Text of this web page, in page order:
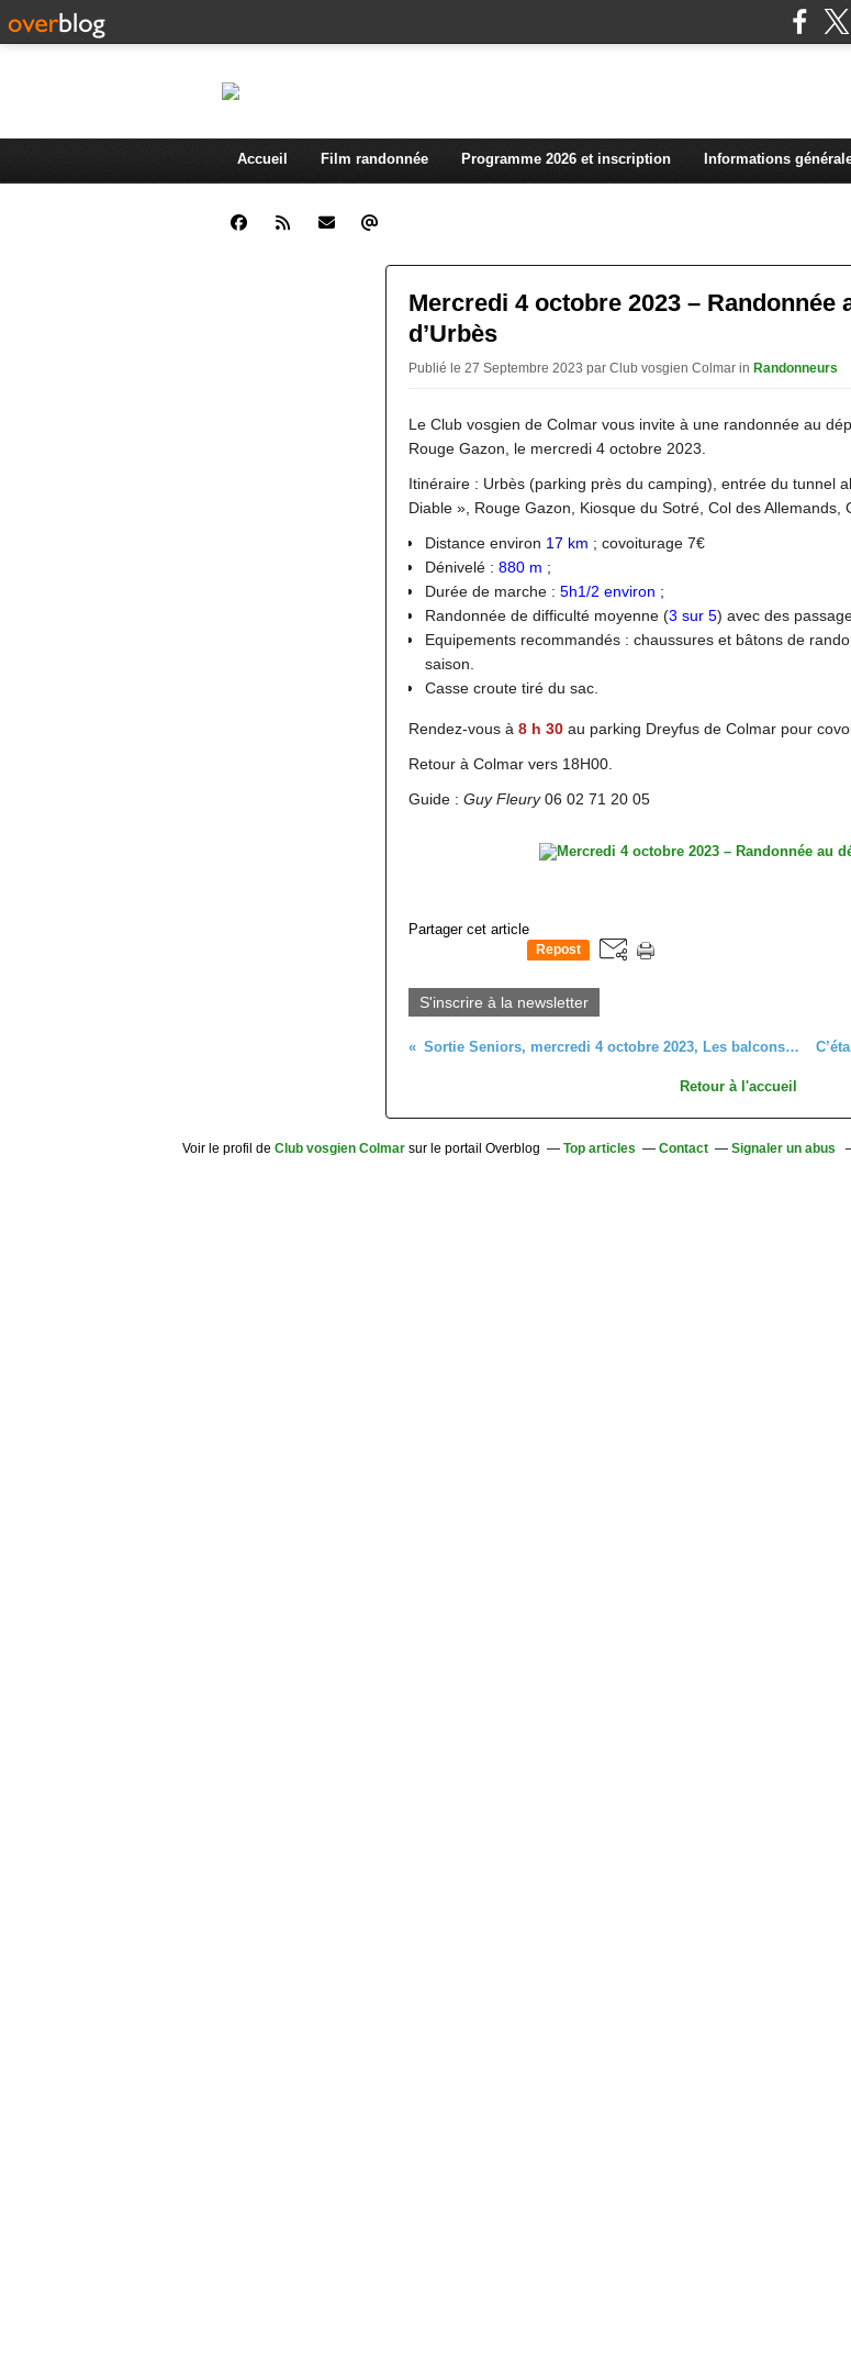
Accueil Film randonnée Programme 2026 et inscription Informations
Mercredi 4 octobre 2023 – Randonnée
d’Urbès
Publié le 27 Septembre 2023 par Club vosgien Colmar in Randonneurs
Le Club vosgien de Colmar vous invite à une randonnée au
Rouge Gazon, le mercredi 4 octobre 2023.
Itinéraire : Urbès (parking près du camping), entrée du tunnel
Diable », Rouge Gazon, Kiosque du Sotré, Col des Allemands,
Distance environ 17 km ; covoiturage 7€
Dénivelé : 880 m ;
Durée de marche : 5h1/2 environ ;
Randonnée de difficulté moyenne (3 sur 5) avec des
Equipements recommandés : chaussures et bâtons de
saison.
Casse croute tiré du sac.
Rendez-vous à 8 h 30 au parking Dreyfus de Colmar pour
Retour à Colmar vers 18H00.
Guide : Guy Fleury06 02 71 20 05
Partager cet article
Repost
S'inscrire à la newsletter
Sortie Seniors, mercredi 4 octobre 2023, Les balcons de la Béhine
Retour à l'accueil
Voir le profil de Club vosgien Colmar sur le portail Overblog Top articles Contact Signaler un abus